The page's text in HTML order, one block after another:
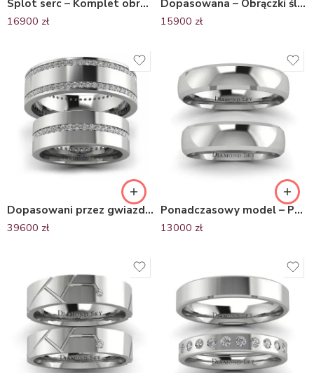
Splot serc – Komplet obrączek ślubnych z palladu oraz czarnego złota z diamentami
16900 zł
Dopasowana – Obrączki ślubne z palladu z brylantami
15900 zł
Dopasowani przez gwiazdy – Obrączki ślubne Diamond Sky, pallad, diamenty
39600 zł
Ponadczasowy model – Półokrągłe obrączki ślubne z palladu, 3,5mm, 5mm
13000 zł